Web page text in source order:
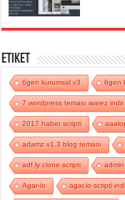
Etiket
6gen kurumsal v3 6gen
7 wordpress teması warez indir
2017 haber scripti
adamz v1.3 blog teması
adf.ly clone scripti
Agar-io agar.io scripti